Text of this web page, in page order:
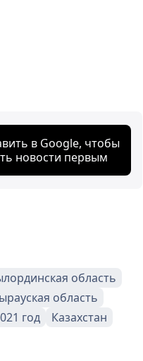
в Google, чтобы
новости первым
область
область
год
Казахстан